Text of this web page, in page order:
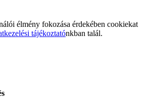
élmény fokozása érdekében cookiekat
tájékoztatónkban talál.